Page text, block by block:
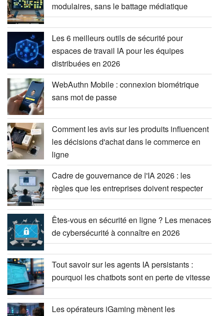
modulaires, sans le battage médiatique
Les 6 meilleurs outils de sécurité pour
espaces de travail IA pour les équipes
distribuées en 2026
WebAuthn Mobile : connexion biométrique
sans mot de passe
Comment les avis sur les produits influencent
les décisions d'achat dans le commerce en
ligne
Cadre de gouvernance de l'IA 2026 : les
règles que les entreprises doivent respecter
Êtes-vous en sécurité en ligne ? Les menaces
de cybersécurité à connaître en 2026
Tout savoir sur les agents IA persistants :
pourquoi les chatbots sont en perte de vitesse
Les opérateurs iGaming mènent les